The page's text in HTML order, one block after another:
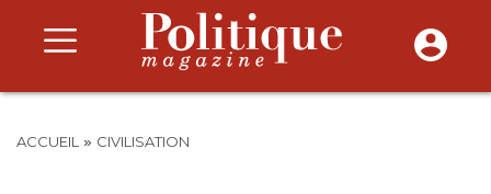
ACCUEIL » CIVILISATION